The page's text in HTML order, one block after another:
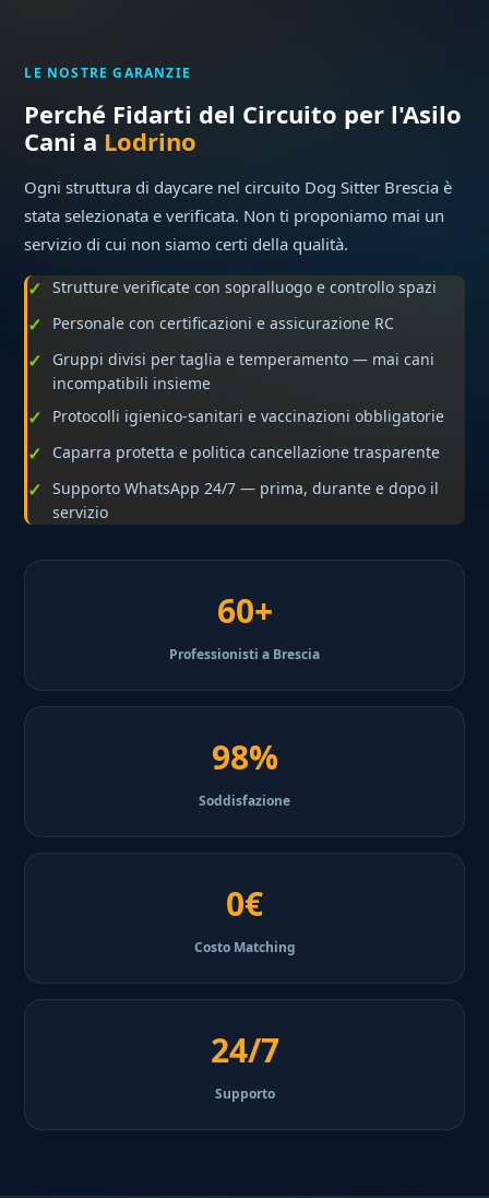
LE NOSTRE GARANZIE
Perché Fidarti del Circuito per l'Asilo
Cani a Lodrino
Ogni struttura di daycare nel circuito Dog Sitter Brescia è
stata selezionata e verificata. Non ti proponiamo mai un
servizio di cui non siamo certi della qualità.
Strutture verificate con sopralluogo e controllo spazi
Personale con certificazioni e assicurazione RC
Gruppi divisi per taglia e temperamento — mai cani
incompatibili insieme
Protocolli igienico-sanitari e vaccinazioni obbligatorie
Caparra protetta e politica cancellazione trasparente
Supporto WhatsApp 24/7 — prima, durante e dopo il
servizio
60+
Professionisti a Brescia
98%
Soddisfazione
0€
Costo Matching
24/7
Supporto